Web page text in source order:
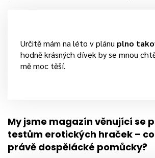
Určitě mám na léto v plánu plno
hodně krásných dívek by se mnou
mě moc těší.
My jsme magazín věnující se
testům erotických hraček –
právě dospělácké pomůcky?